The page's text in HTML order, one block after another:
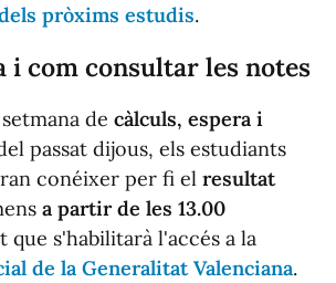
pròxims estudis.
i com consultar les notes
de càlculs, espera i
passat dijous, els estudiants
conéixer per fi el resultat
a partir de les 13.00
que s'habilitarà l'accés a la
de la Generalitat Valenciana.